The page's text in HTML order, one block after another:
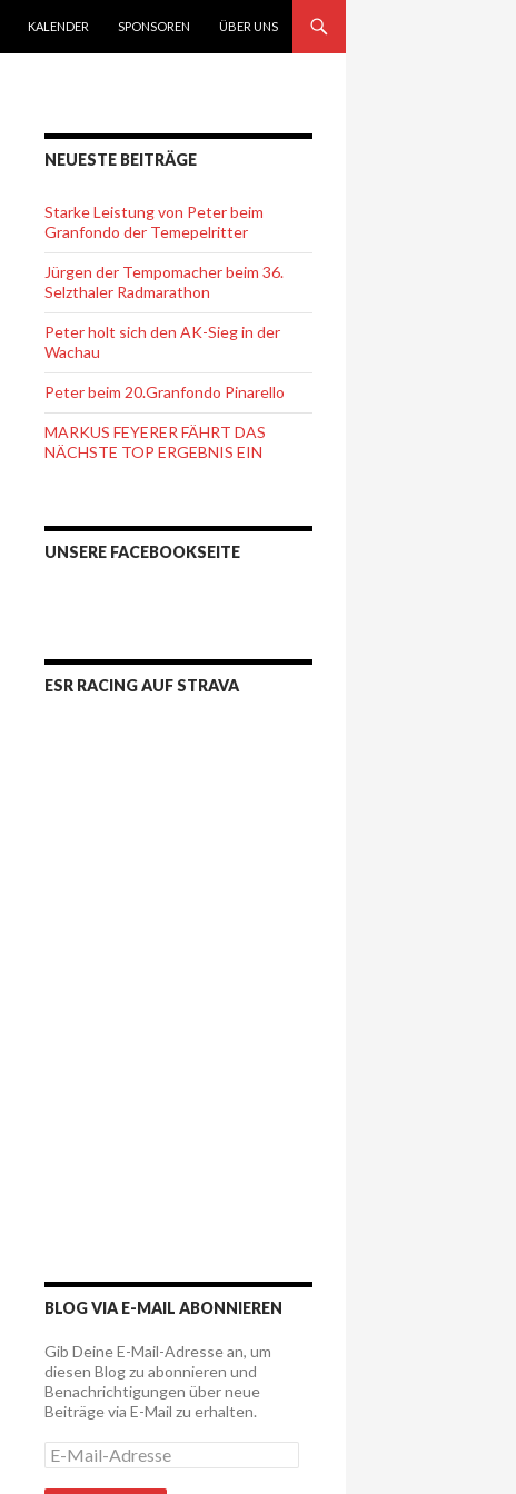
KALENDER SPONSOREN ÜBER UNS
NEUESTE BEITRÄGE
Starke Leistung von Peter beim
Granfondo der Temepelritter
Jürgen der Tempomacher beim 36.
Selzthaler Radmarathon
Peter holt sich den AK-Sieg in der
Wachau
Peter beim 20.Granfondo Pinarello
MARKUS FEYERER FÄHRT DAS
NÄCHSTE TOP ERGEBNIS EIN
UNSERE FACEBOOKSEITE
ESR RACING AUF STRAVA
BLOG VIA E-MAIL ABONNIEREN
Gib Deine E-Mail-Adresse an, um
diesen Blog zu abonnieren und
Benachrichtigungen über neue
Beiträge via E-Mail zu erhalten.
E
-